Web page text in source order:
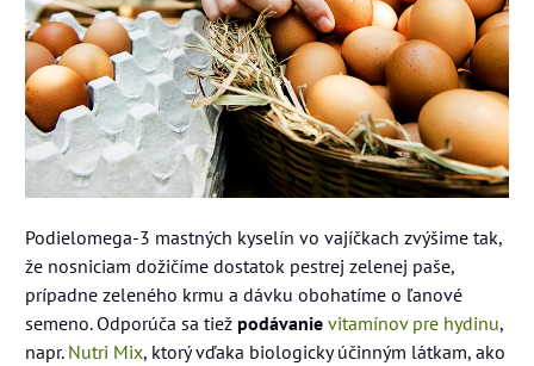
Podielomega-3 mastných kyselín vo vajíčkach zvýšime tak,
že nosniciam dožičíme dostatok pestrej zelenej paše,
prípadne zeleného krmu a dávku obohatíme o ľanové
semeno. Odporúča sa tiež podávanie vitamínov pre hydinu,
napr. Nutri Mix, ktorý vďaka biologicky účinným látkam, ako